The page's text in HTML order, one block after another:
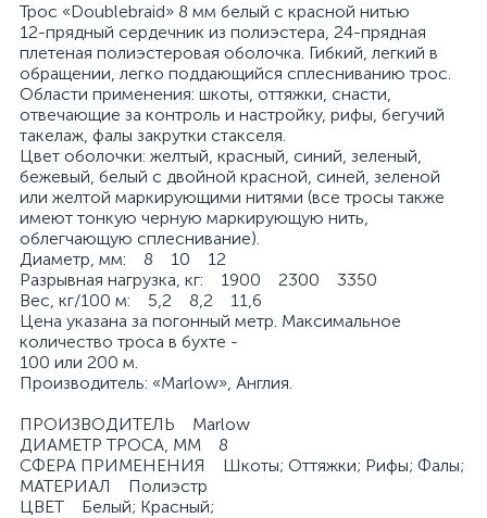
Трос «Doublebraid» 8 мм белый с красной нитью
12-прядный сердечник из полиэстера, 24-прядная
плетеная полиэстеровая оболочка. Гибкий, легкий в
обращении, легко поддающийся сплесниванию трос.
Области применения: шкоты, оттяжки, снасти,
отвечающие за контроль и настройку, рифы, бегучий
такелаж, фалы закрутки стакселя.
Цвет оболочки: желтый, красный, синий, зеленый,
бежевый, белый с двойной красной, синей, зеленой
или желтой маркирующими нитями (все тросы также
имеют тонкую черную маркирующую нить,
облегчающую сплеснивание).
Диаметр, мм: 8 10 12
Разрывная нагрузка, кг: 1900 2300 3350
Вес, кг/100 м: 5,2 8,2 11,6
Цена указана за погонный метр. Максимальное
количество троса в бухте -
100 или 200 м.
Производитель: «Marlow», Англия.
ПРОИЗВОДИТЕЛЬ Marlow
ДИАМЕТР ТРОСА, ММ 8
СФЕРА ПРИМЕНЕНИЯ Шкоты; Оттяжки; Рифы; Фалы;
МАТЕРИАЛ Полиэстр
ЦВЕТ Белый; Красный;